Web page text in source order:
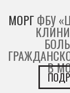
МОРГФБУ
В